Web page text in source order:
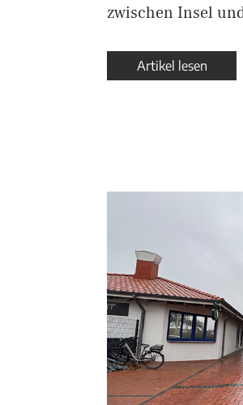
zwischen Insel
Artikel lesen